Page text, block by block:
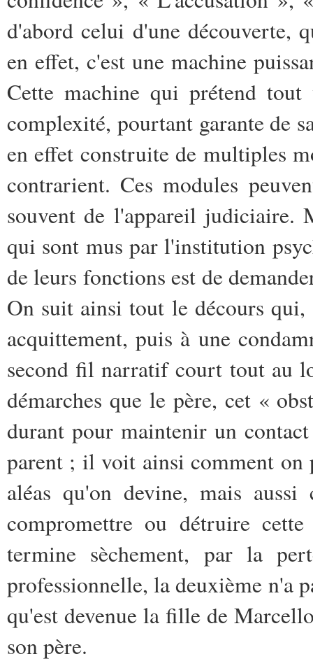
d'abord celui d'une découverte,
en effet, c'est une machine
Cette machine qui prétend
complexité, pourtant garante de
en effet construite de multiples
contrarient. Ces modules
souvent de l'appareil judiciaire.
qui sont mus par l'institution
de leurs fonctions est de
On suit ainsi tout le décours
acquittement, puis à une
second fil narratif court tout au
démarches que le père, cet «
durant pour maintenir un
parent ; il voit ainsi comment on
aléas qu'on devine, mais
compromettre ou détruire
termine sèchement, par la
professionnelle, la deuxième n'a
qu'est devenue la fille de
son père.